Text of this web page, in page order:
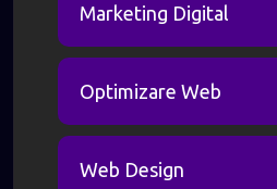
Marketing Digital
Optimizare Web
Web Design